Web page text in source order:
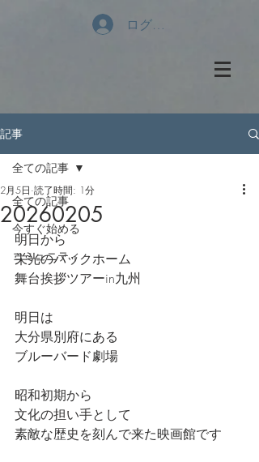
ログイン
記事
全ての記事
今すぐ始める
コミュニティ
全ての記事
20260205
2月5日 読了時間: 1分
明日から
栄光のバックホーム
舞台挨拶ツアーin九州
明日は
大分県別府にある
ブルーバード劇場
昭和初期から
文化の担い手として
素敵な歴史を刻んで来た映画館です